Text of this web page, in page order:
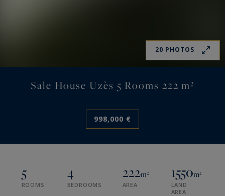
20 PHOTOS
Sale House Uzès 5 Rooms 222 m²
998,000 €
5
ROOMS
4
BEDROOMS
222m²
AREA
1550m²
LAND
AREA